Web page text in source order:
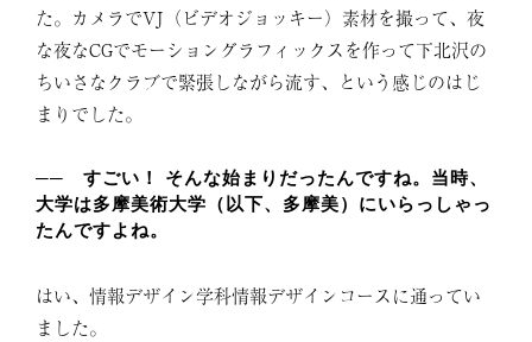
た。カメラでVJ（ビデオジョッキー）素材を撮って、夜
な夜なCGでモーショングラフィックスを作って下北沢の
ちいさなクラブで緊張しながら流す、という感じのはじ
まりでした。
── すごい！ そんな始まりだったんですね。当時、
大学は多摩美術大学（以下、多摩美）にいらっしゃっ
たんですよね。
はい、情報デザイン学科情報デザインコースに通ってい
ました。